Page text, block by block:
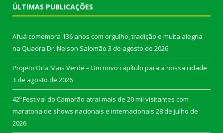
ÚLTIMAS PUBLICAÇÕES
Afuá comemora 136 anos com orgulho, tradição e muita alegria
na Quadra Dr. Nelson Salomão 3 de agosto de 2026
Projeto Orla Mais Verde – Um novo capítulo para a nossa cidade
3 de agosto de 2026
42º Festival do Camarão atrai mais de 20 mil visitantes com
maratona de shows nacionais e internacionais 28 de julho de
2026